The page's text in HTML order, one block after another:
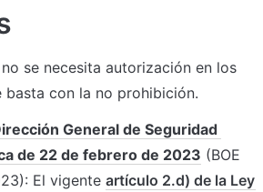
se necesita autorización en los
basta con la no prohibición.
General de Seguridad
de 22 de febrero de 2023 (BOE
El vigente artículo 2.d) de la Ley